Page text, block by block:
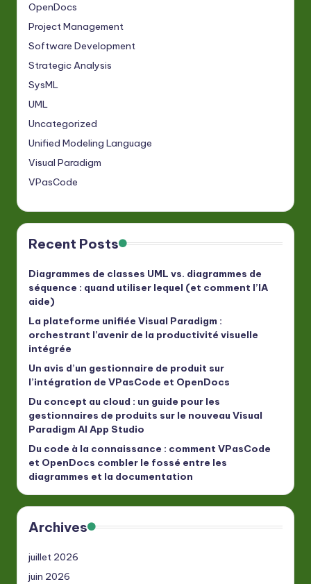
OpenDocs
Project Management
Software Development
Strategic Analysis
SysML
UML
Uncategorized
Unified Modeling Language
Visual Paradigm
VPasCode
Recent Posts
Diagrammes de classes UML vs. diagrammes de
séquence : quand utiliser lequel (et comment l’IA
aide)
La plateforme unifiée Visual Paradigm :
orchestrant l’avenir de la productivité visuelle
intégrée
Un avis d’un gestionnaire de produit sur
l’intégration de VPasCode et OpenDocs
Du concept au cloud : un guide pour les
gestionnaires de produits sur le nouveau Visual
Paradigm AI App Studio
Du code à la connaissance : comment VPasCode
et OpenDocs combler le fossé entre les
diagrammes et la documentation
Archives
juillet 2026
juin 2026